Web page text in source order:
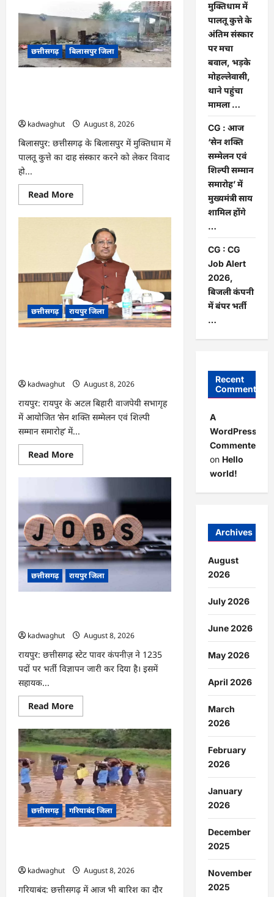
एक
पेड़
माँ
के
नाम
अभियान
का
गया
संदेश
…
छत्तीसगढ़ बिलासपुर जिला
kadwaghut
August 8, 2026
बिलासपुर: छत्तीसगढ़ के बिलासपुर में मुक्तिधाम में
पालतू कुत्ते का दाह संस्कार करने को लेकर विवाद
हो...
Read MoreRead
more
CG
मुक्तिधाम
पालतू
कुत्ते
के
अंतिम
संस्कार
पर
मचा
बवाल,
भड़के
मोहल्लेवासी,
छत्तीसगढ़ रायपुर जिला
kadwaghut
August 8, 2026
रायपुर: रायपुर के अटल बिहारी वाजपेयी सभागृह
में आयोजित ‘सेन शक्ति सम्मेलन एवं शिल्पी
सम्मान समारोह’ में...
Read MoreRead
more
CG
आज
‘सेन
शक्ति
सम्मेलन
एवं
शिल्पी
सम्मान
समारोह’
में
मुख्यमंत्री
साय
शामिल
छत्तीसगढ़ रायपुर जिला
kadwaghut
August 8, 2026
रायपुर: छत्तीसगढ़ स्टेट पावर कंपनीज़ ने 1235
पदों पर भर्ती विज्ञापन जारी कर दिया है। इसमें
सहायक...
Read MoreRead
more
CG
:
CG
Job
Alert
2026,
बिजली
कंपनी
में
बंपर
भर्ती
…
छत्तीसगढ़ गरियाबंद जिला
kadwaghut
August 8, 2026
गरियाबंद: छत्तीसगढ़ में आज भी बारिश का दौर
मुक्तिधाम में
पालतू कुत्ते के
अंतिम संस्कार
पर मचा
बवाल, भड़के
मोहल्लेवासी,
थाने पहुंचा
मामला …
CG : आज
‘सेन शक्ति
सम्मेलन एवं
शिल्पी सम्मान
समारोह’ में
मुख्यमंत्री साय
शामिल होंगे
…
CG : CG
Job Alert
2026,
बिजली कंपनी
में बंपर भर्ती
…
Recent
Comments
A
WordPress
Commenter
on Hello
world!
Archives
August
2026
July 2026
June 2026
May 2026
April 2026
March
2026
February
2026
January
2026
December
2025
November
2025